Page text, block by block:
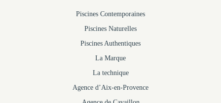
Piscines Contemporaines
Piscines Naturelles
Piscines Authentiques
La Marque
La technique
Agence d’Aix-en-Provence